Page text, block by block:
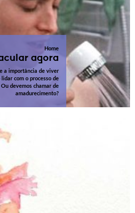
Home
agora
a importância de viver
com o processo de
devemos chamar de
amadurecimento?